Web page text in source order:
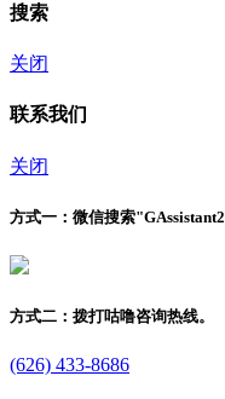
搜索
关闭
联系我们
关闭
方式一： 微信搜索"GAssistant2
方式二： 拨打咕噜咨询热线。
(626) 433-8686